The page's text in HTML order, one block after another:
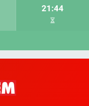
21:44